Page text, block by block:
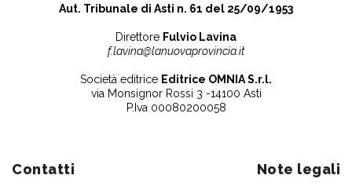
Aut. Tribunale di Asti n. 61 del 25/09/1953
Direttore Fulvio Lavina
f.lavina@lanuovaprovincia.it
Società editrice Editrice OMNIA S.r.l.
via Monsignor Rossi 3 -14100 Asti
P.Iva 00080200058
Contatti Note legali